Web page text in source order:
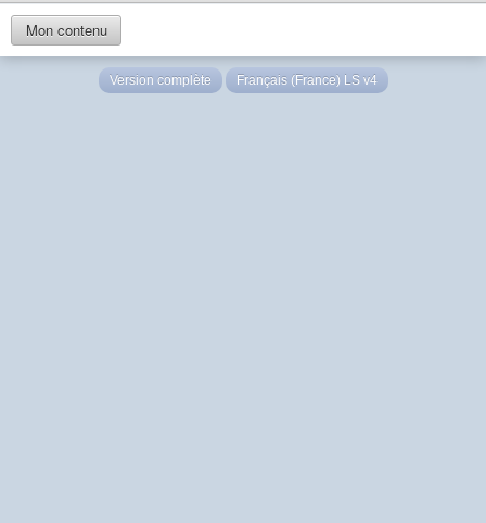
Mon contenu
Version complète Français (France) LS v4